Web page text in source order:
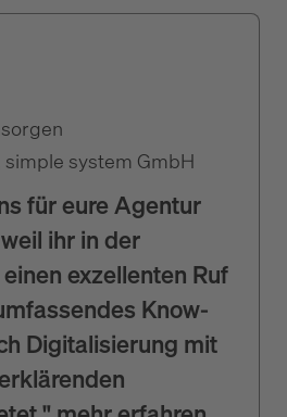
simple system GmbH
für eure Agentur
ihr in der
exzellenten Ruf
Know-
Digitalisierung mit